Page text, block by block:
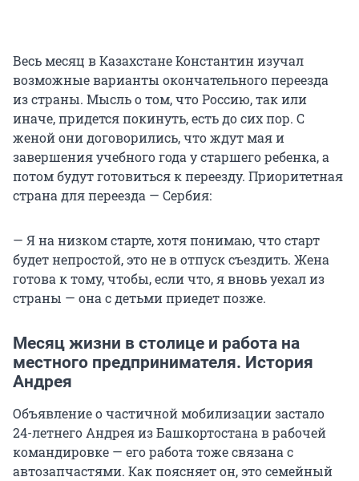
Весь месяц в Казахстане Константин изучал
возможные варианты окончательного переезда
из страны. Мысль о том, что Россию, так или
иначе, придется покинуть, есть до сих пор. С
женой они договорились, что ждут мая и
завершения учебного года у старшего ребенка, а
потом будут готовиться к переезду. Приоритетная
страна для переезда — Сербия:
— Я на низком старте, хотя понимаю, что старт
будет непростой, это не в отпуск съездить. Жена
готова к тому, чтобы, если что, я вновь уехал из
страны — она с детьми приедет позже.
Месяц жизни в столице и работа на
местного предпринимателя. История
Андрея
Объявление о частичной мобилизации застало
24-летнего Андрея из Башкортостана в рабочей
командировке — его работа тоже связана с
автозапчастями. Как поясняет он, это семейный